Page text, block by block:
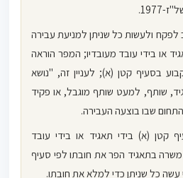
לפקח ולעשות כל שניתן למניעת עבירה
או בידי עובד מעובדיו; המפר הוראה
בסעיף קטן (א); לעניין זה, "נושא
שותף, למעט שותף מוגבל, או פקיד
שבו בוצעה העבירה.
קטן (א) בידי תאגיד או בידי עובד
משרה בתאגיד הפר את חובתו לפי סעיף
עשה כל שניתן כדי למלא את חובתו.